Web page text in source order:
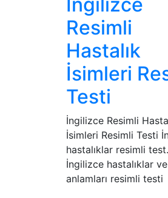
Resimli
Hastalık
İsimleri
Testi
İngilizce Resimli
İsimleri Resimli Testi
hastalıklar resimli test.
İngilizce hastalıklar ve
anlamları resimli testi